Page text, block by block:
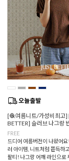
[🧶여름니트/가성비최고]
BETTER] 슬러브 나그랑
FREE
드디어 여름버전이 나왔어
러 아이템, 니트처럼 쫀득하
팔티! 나그랑 어깨 라인으로